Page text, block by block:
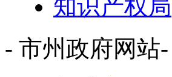
知识产权局
- 市州政府网站-